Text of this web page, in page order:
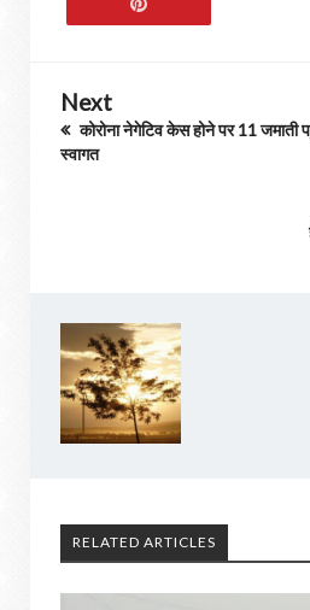
Next
कोरोना नेगेटिव केस होने पर 11
स्वागत
RELATED ARTICLES